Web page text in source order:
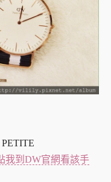
我到DW官網看該手